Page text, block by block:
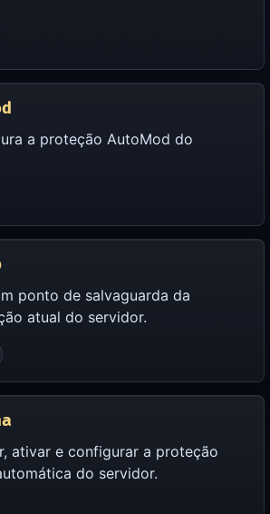
a proteção AutoMod do
ponto de salvaguarda da
atual do servidor.
ativar e configurar a proteção
do servidor.